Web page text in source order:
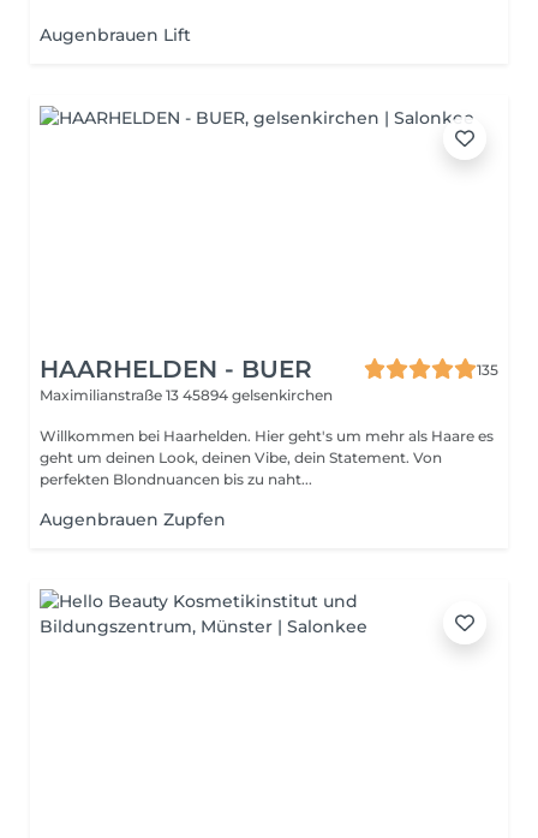
Augenbrauen Lift
HAARHELDEN - BUER
135
Maximilianstraße 13 45894 gelsenkirchen
Willkommen bei Haarhelden. Hier geht's um mehr als Haare es
geht um deinen Look, deinen Vibe, dein Statement. Von
perfekten Blondnuancen bis zu naht...
Augenbrauen Zupfen